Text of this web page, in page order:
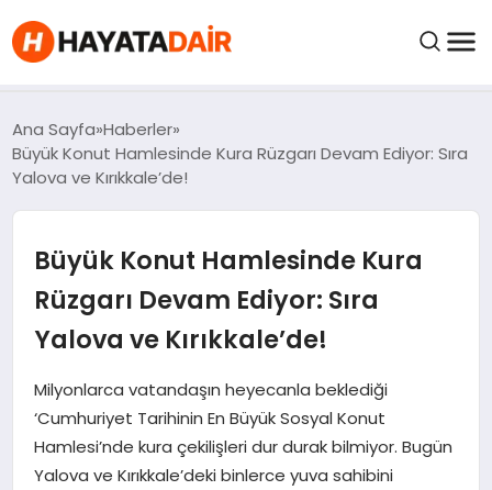
FIYATLAR
HABERLER
İNCELEMELER
KRIPTO PARALAR
KIMDIR?
NEDIR?
Ana Sayfa Haberler
Büyük Konut Hamlesinde Kura Rüzgarı Devam Ediyor: Sıra
Yalova ve Kırıkkale’de!
Büyük Konut Hamlesinde Kura
Rüzgarı Devam Ediyor: Sıra
Yalova ve Kırıkkale’de!
Milyonlarca vatandaşın heyecanla beklediği
‘Cumhuriyet Tarihinin En Büyük Sosyal Konut
Hamlesi’nde kura çekilişleri dur durak bilmiyor. Bugün
Yalova ve Kırıkkale’deki binlerce yuva sahibini